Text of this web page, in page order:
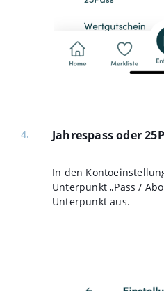
Jahrespass oder
In den
Unterpunkt „Pass /
Unterpunkt aus.